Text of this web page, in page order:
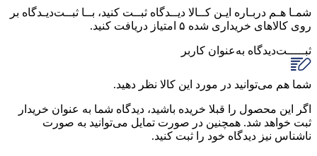
شمـا هـم دربـاره ایـن کــالا دیــدگاه ثبــت کنید، بــا ثبــت‌دیـدگاه بر
روی کالاهای خریداری شده ۵ امتیاز دریافت کنید.
ثبـــــت‌دیدگاه به‌عنوان کاربر
شما هم می‌توانید در مورد این کالا نظر دهید.
اگر این محصول را قبلا خریده باشید، دیدگاه شما به عنوان خریدار
ثبت خواهد شد. همچنین در صورت تمایل می‌توانید به صورت
ناشناس نیز دیدگاه خود را ثبت کنید.